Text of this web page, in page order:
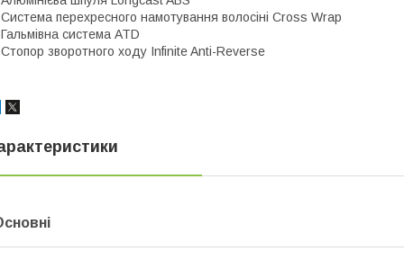
перехресного намотування волосіні Cross Wrap
система ATD
зворотного ходу Infinite Anti-Reverse